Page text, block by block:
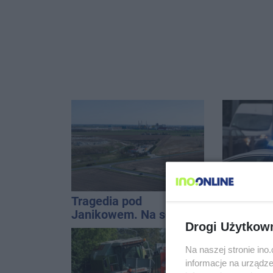
Tragedia pod
Janikowem. Na słupie
energetycznym
znaleziono ciało
mężczyzny
Drogi
Na naszej stronie
informacje na